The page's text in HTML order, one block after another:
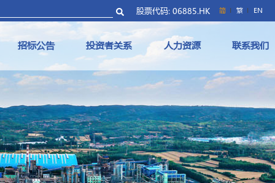
股票代码: 06885.HK 简 繁 EN
招标公告 投资者关系 人力资源 联系我们